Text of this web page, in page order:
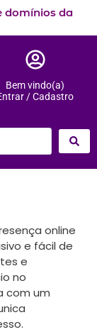
domínios da
Bem vindo(a)
/ Cadastro
online
e fácil de
e
no
com um